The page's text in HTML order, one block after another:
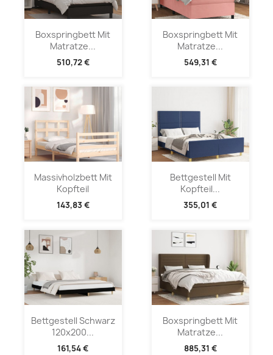
Boxspringbett Mit
Matratze...
510,72 €
Boxspringbett Mit
Matratze...
549,31 €
Massivholzbett Mit
Kopfteil
143,83 €
Bettgestell Mit
Kopfteil...
355,01 €
Bettgestell Schwarz
120x200...
161,54 €
Boxspringbett Mit
Matratze...
885,31 €